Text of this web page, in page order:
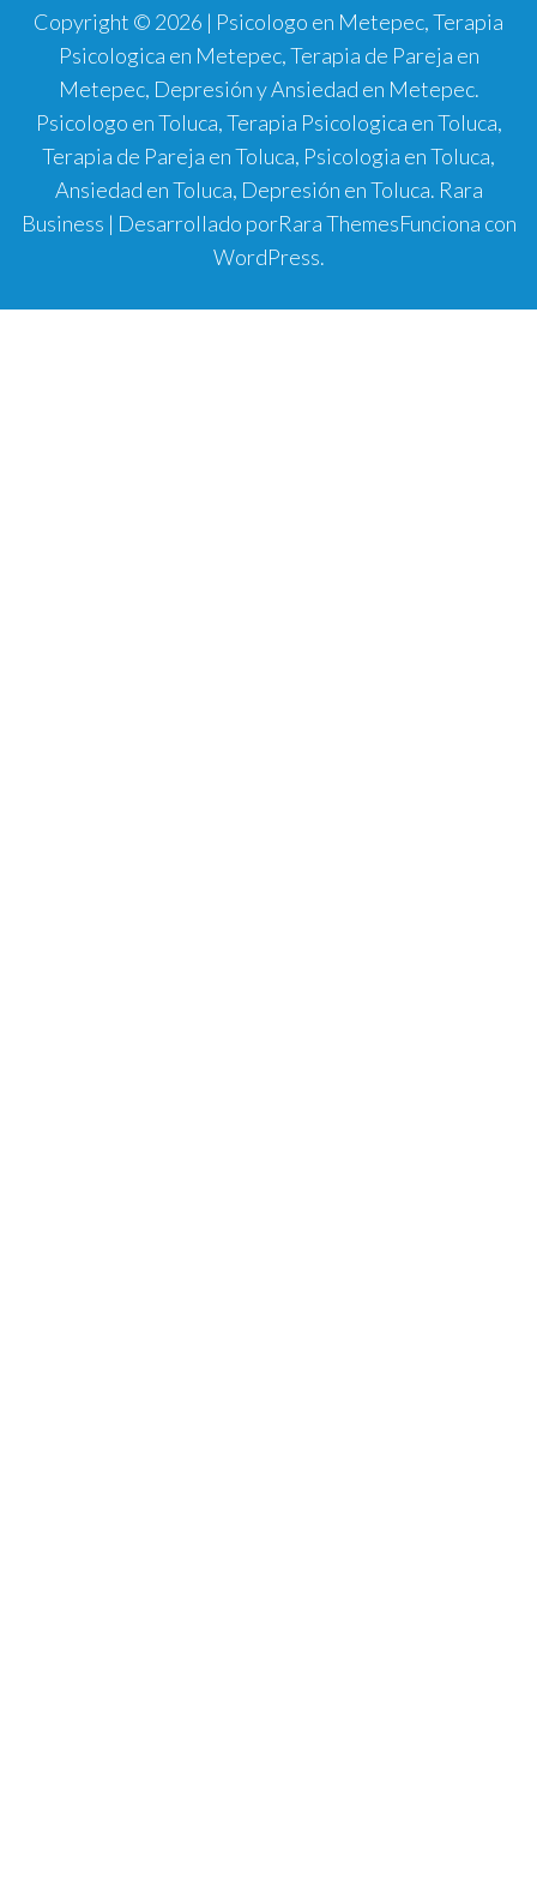
Copyright © 2026 | Psicologo en Metepec, Terapia
Psicologica en Metepec, Terapia de Pareja en
Metepec, Depresión y Ansiedad en Metepec.
Psicologo en Toluca, Terapia Psicologica en Toluca,
Terapia de Pareja en Toluca, Psicologia en Toluca,
Ansiedad en Toluca, Depresión en Toluca. Rara
Business | Desarrollado porRara ThemesFunciona con
WordPress.